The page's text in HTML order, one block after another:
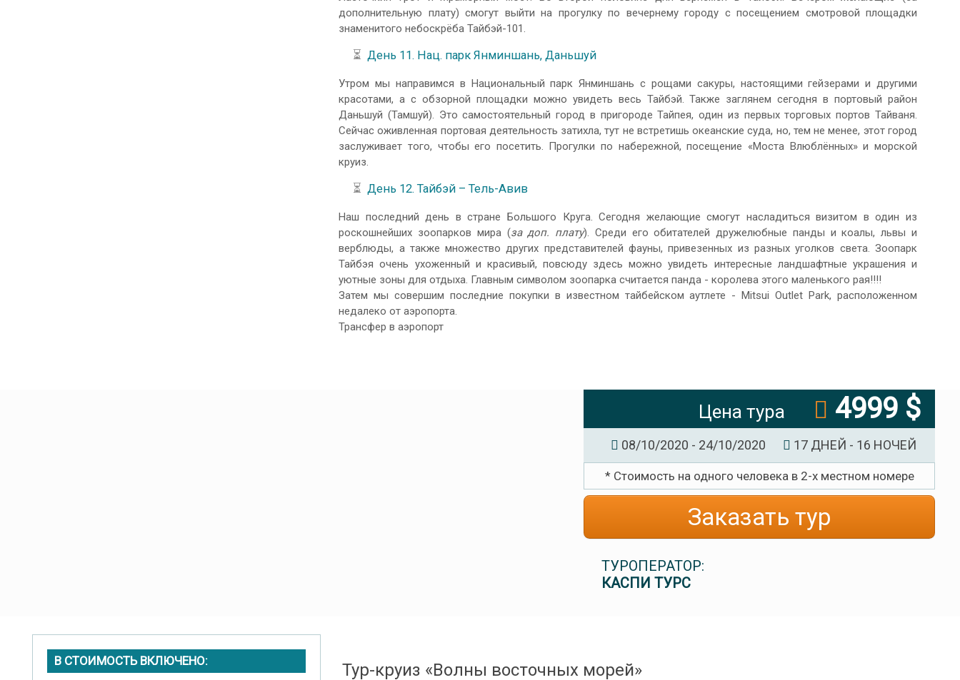
дополнительную плату) смогут выйти на прогулку по вечернему городу с посещением смотровой площадки
знаменитого небоскрёба Тайбэй-101.
⏳День 11. Нац. парк Янминшань, Даньшуй
Утром мы направимся в Национальный парк Янминшань с рощами сакуры, настоящими гейзерами и другими
красотами, а с обзорной площадки можно увидеть весь Тайбэй. Также заглянем сегодня в портовый район
Даньшуй (Тамшуй). Это самостоятельный город в пригороде Тайпея, один из первых торговых портов Тайваня.
Сейчас оживленная портовая деятельность затихла, тут не встретишь океанские суда, но, тем не менее, этот город
заслуживает того, чтобы его посетить. Прогулки по набережной, посещение «Моста Влюблённых» и морской
круиз.
⏳День 12. Тайбэй – Тель-Авив
Наш последний день в стране Большого Круга. Сегодня желающие смогут насладиться визитом в один из
роскошнейших зоопарков мира (за доп. плату). Среди его обитателей дружелюбные панды и коалы, львы и
верблюды, а также множество других представителей фауны, привезенных из разных уголков света. Зоопарк
Тайбэя очень ухоженный и красивый, повсюду здесь можно увидеть интересные ландшафтные украшения и
уютные зоны для отдыха. Главным символом зоопарка считается панда - королева этого маленького рая!!!!
Затем мы совершим последние покупки в известном тайбейском аутлете - Mitsui Outlet Park, расположенном
недалеко от аэропорта.
Трансфер в аэропорт
Цена тура 4999 $
08/10/2020 - 24/10/2020 17 ДНЕЙ - 16 НОЧЕЙ
* Стоимость на одного человека в 2-х местном номере
Заказать тур
ТУРОПЕРАТОР:
КАСПИ ТУРС
В СТОИМОСТЬ ВКЛЮЧЕНО: Тур-круиз «Волны восточных морей»